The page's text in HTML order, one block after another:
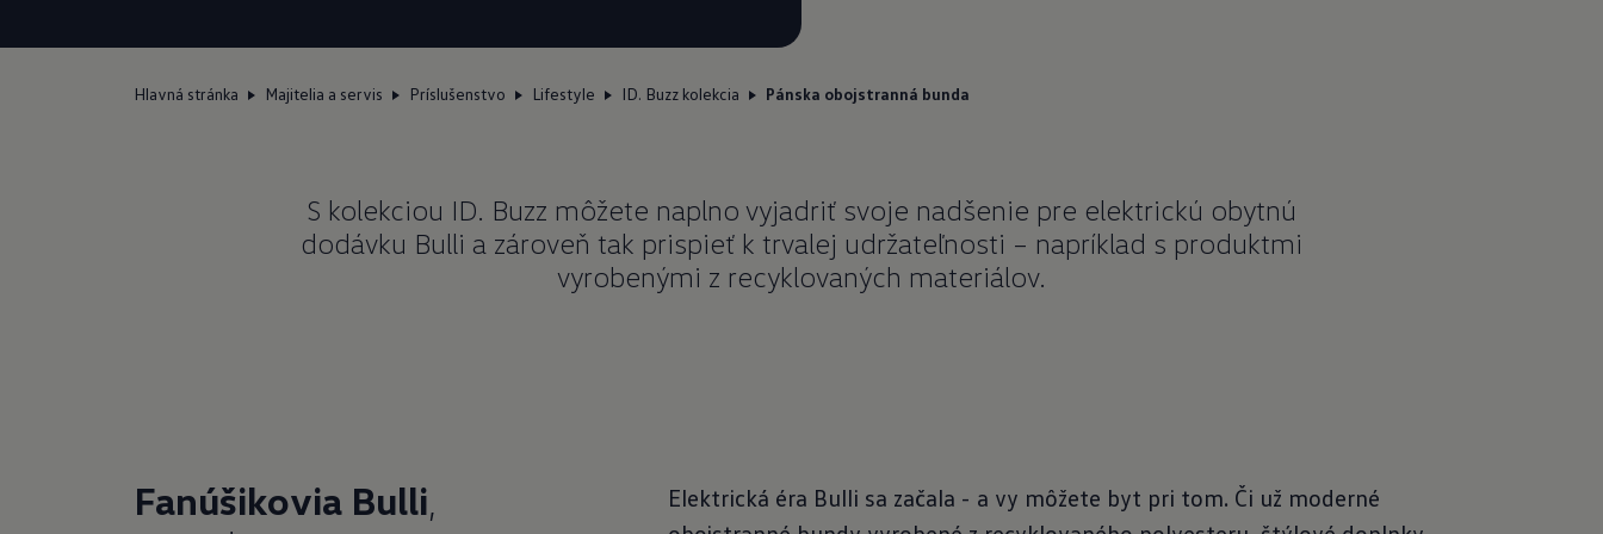
Hlavná stránka Majitelia a servis Príslušenstvo Lifestyle ID. Buzz kolekcia Pánska obojstranná bunda
S kolekciou ID. Buzz môžete naplno vyjadriť svoje nadšenie pre elektrickú obytnú
dodávku Bulli a zároveň tak prispieť k trvalej udržateľnosti – napríklad s produktmi
vyrobenými z recyklovaných materiálov.
Fanúšikovia Bulli,
Elektrická éra Bulli sa začala - a vy môžete byt pri tom. Či už moderné